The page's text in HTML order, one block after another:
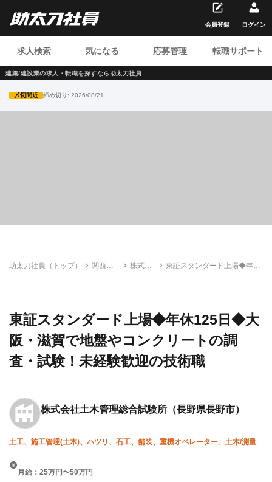
建築/建設業の求人・転職を探すなら助太刀社員
求人検索 気になる 応募管理 転職サポート
会員登録 ログイン
〆切間近 締め切り: 2026/08/21
助太刀社員（トップ）
関西の
株式会
東証スタンダード上場◆年休
東証スタンダード上場◆年休125日◆大
阪・滋賀で地盤やコンクリートの調
査・試験！未経験歓迎の技術職
株式会社土木管理総合試験所 （長野県長野市）
土工、施工管理(土木)、ハツリ、石工、舗装、重機オペレーター、土木/測量
月給：25万円〜50万円